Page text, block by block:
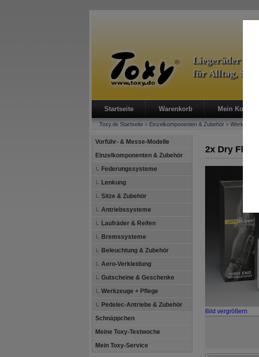
Liegeräder &
für Alltag,
Startseite Warenkorb Mein Konto
Toxy.de Startseite » Einzelkomponenten & Zubehör »
Vorführ- & Messe-Modelle
Einzelkomponenten & Zubehör
Federungssysteme
Lenkung
Sitze & Zubehör
Antriebssysteme
Laufräder & Reifen
Bremssysteme
Beleuchtung & Zubehör
Aero-Verkleidung
Gutscheine & Geschenke
Werkzeuge + Pflege
Pedelec-Antriebe & Zubehör
Schnäppchen
Meine Toxy-Testwoche
Mein Toxy-Service
2x Dry Fluid
Bild vergrößern